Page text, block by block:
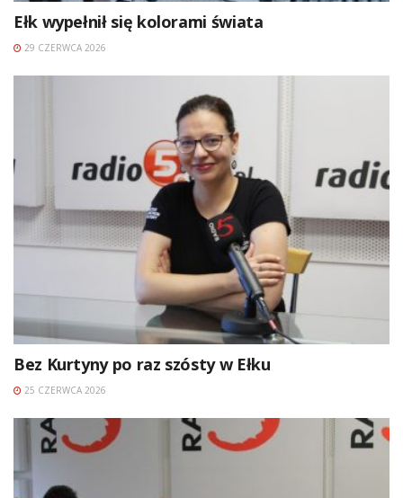
Ełk wypełnił się kolorami świata
29 CZERWCA 2026
Bez Kurtyny po raz szósty w Ełku
25 CZERWCA 2026